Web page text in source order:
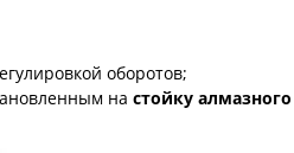
оборотов;
на стойку